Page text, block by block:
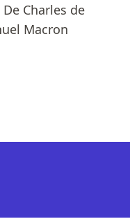
Charles de
Macron